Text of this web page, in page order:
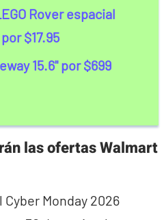
Rover espacial
$17.95
15.6" por $699
las ofertas Walmart
Monday 2026